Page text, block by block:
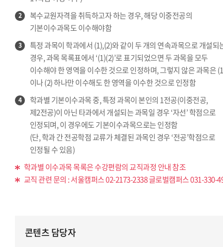
2
복수교원자격을 취득하고자 하는 경우, 해당 이중전공의
기본이수과목도 이수해야함
3
특정 과목이 학과에서 (1),(2)와 같이 두 개의 연속과목으로 개설되
경우, 과목 목록표에서 ‘(1)(2)’로 표기되었으면 두 과목을 모두
이수해야 한 영역을 이수한 것으로 인정하며, 그렇지 않은 과목은
이나 (2) 하나만 이수해도 한 영역을 이수한 것으로 인정함
4
학과별 기본이수과목 중, 특정 과목이 본인의 1전공(이중전공,
제2전공)이 아닌 타과에서 개설되는 과목일 경우 ‘자선’ 학점으로
인정되며, 이 경우에도 기본이수과목으로는 인정함
(단, 학과 간 전공학점 교류가 체결된 과목인 경우 ‘전공’학점으로
인정될 수 있음)
학과별 이수과목 목록은 수강편람의 교직과정 안내 참조
교직 관련 문의 : 서울캠퍼스 02-2173-2338 글로벌캠퍼스 031-330-
콘텐츠 담당자